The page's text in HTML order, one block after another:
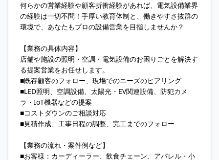
何らかの営業経験や顧客折衝経験があれば、電気設備業界
の経験は一切不問！手厚い教育体制と、働きやすさ抜群の
環境で、あなたもプロの設備営業を目指しませんか？
【業務の具体内容】
店舗や施設の照明・空調・電気設備のお困りごとを解決す
る提案営業をお任せします。
■既存顧客のフォロー、現場でのニーズのヒアリング
■LED照明、空調設備、太陽光・EV関連設備、防犯カメ
ラ・IoT機器などの提案
■コストダウンのご相談対応
■見積作成、工事日程の調整、完工までのフォロー
【業務の流れ・案件例など】
■お客様：カーディーラー、飲食チェーン、アパレル・小